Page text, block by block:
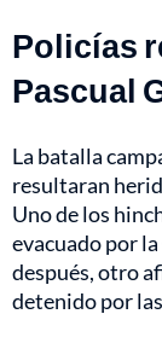
Policías
Pascual
La batalla
resultaran
Uno de los
evacuado por
después, otro
detenido por